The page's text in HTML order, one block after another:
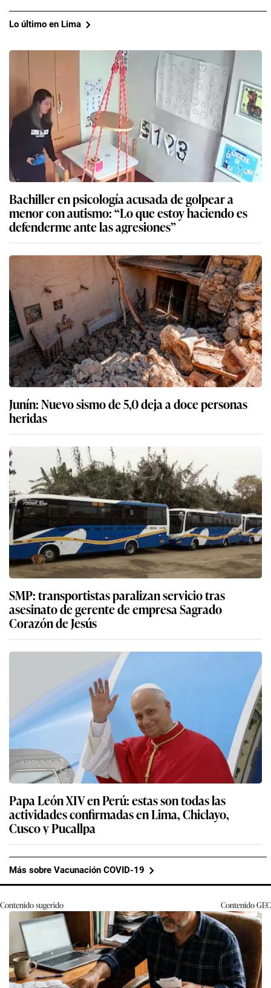
Lo último en Lima
Bachiller en psicología acusada de golpear a
menor con autismo: “Lo que estoy haciendo es
defenderme ante las agresiones”
Junín: Nuevo sismo de 5,0 deja a doce personas
heridas
SMP: transportistas paralizan servicio tras
asesinato de gerente de empresa Sagrado
Corazón de Jesús
Papa León XIV en Perú: estas son todas las
actividades confirmadas en Lima, Chiclayo,
Cusco y Pucallpa
Más sobre Vacunación COVID-19
Contenido sugerido ContenidoGEC